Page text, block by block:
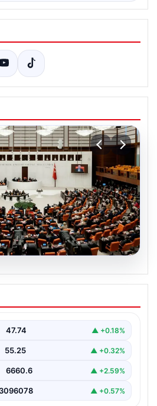
Türkiye”
Araştırma
Genel Kurulu'nda, İYİ Parti
47.74 ▲ +0.18%
55.25 ▲ +0.32%
6660.6 ▲ +2.59%
3096078 ▲ +0.57%